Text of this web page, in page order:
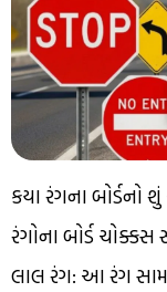
કયા રંગના
રંગોના બોર્ડ
લાલ રંગ: આ રંગ